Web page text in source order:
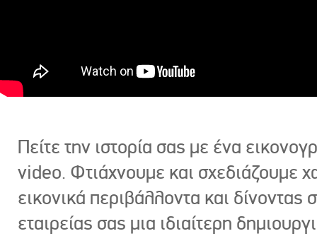
Πείτε την ιστορία σας με ένα
video. Φτιάχνουμε και σχεδιάζουμε
εικονικά περιβάλλοντα και δίνοντας
εταιρείας σας μια ιδιαίτερη